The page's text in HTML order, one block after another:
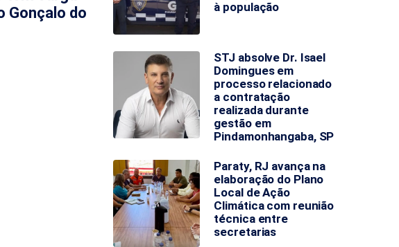
Gonçalo do
à população
STJ absolve Dr. Isael
Domingues em
processo relacionado
a contratação
realizada durante
gestão em
Pindamonhangaba, SP
Paraty, RJ avança na
elaboração do Plano
Local de Ação
Climática com reunião
técnica entre
secretarias